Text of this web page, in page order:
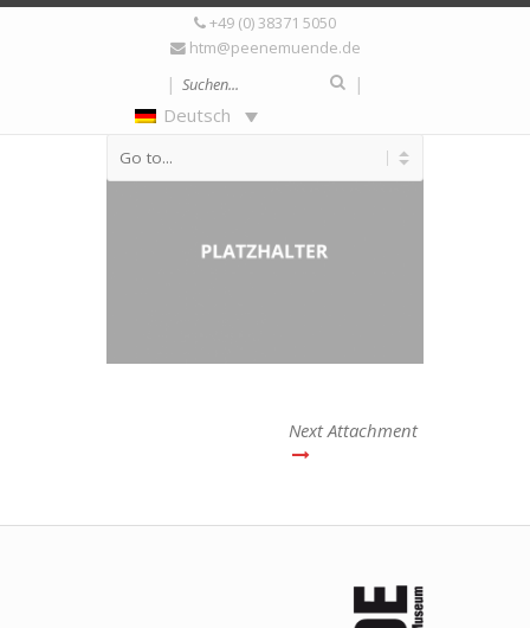
+49 (0) 38371 5050
htm@peenemuende.de
|
|
Deutsch
platzhalter-600×400
Next Attachment